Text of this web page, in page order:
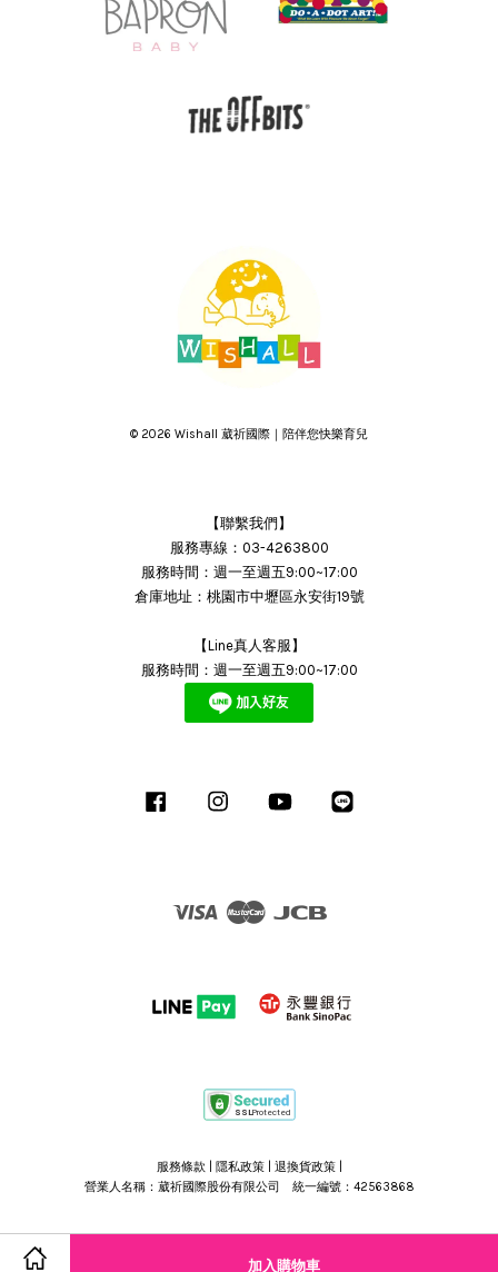
加入購物車
© 2026 Wishall 葳祈國際｜陪伴您快樂育兒
【聯繫我們】
服務專線：03-4263800
服務時間：週一至週五9:00~17:00
倉庫地址：桃園市中壢區永安街19號
【Line真人客服】
服務時間：週一至週五9:00~17:00
Facebook Instagram YouTube
Visa Master
服務條款 隱私政策| 退換貨政策|
營業人名稱：葳祈國際股份有限公司 統一編號：42563868